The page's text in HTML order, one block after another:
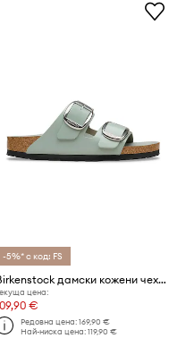
-5%* с код: FS
Birkenstock дамски кожени чехли с равна подметка Arizona Big Buckle
цена:
€
Редовна цена:169,90 €
Най-ниска цена:119,90 €